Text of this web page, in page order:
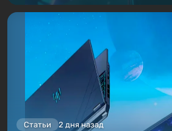
Статьи 2 дня назад